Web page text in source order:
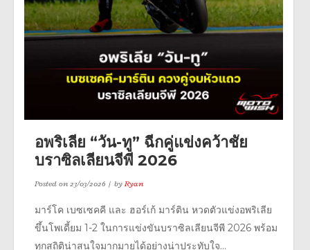
อพริเลีย “วัน-ทู” ฉีกคู่แข่งคว้าชัย
บราซิลเลียนจีพี 2026
Posted on23/03/2026 byRyan
มาร์โค เบซเซคคี และ ฮอร์เก้ มาร์ติน หวดตัวแข่งอพริเลีย
ขึ้นโพเดี้ยม 1-2 ในการแข่งขันบราซิลเลียนจีพี 2026 พร้อม
ทุกสถิติน่าสนใจมากมายได้อย่างน่าประทับใจ...